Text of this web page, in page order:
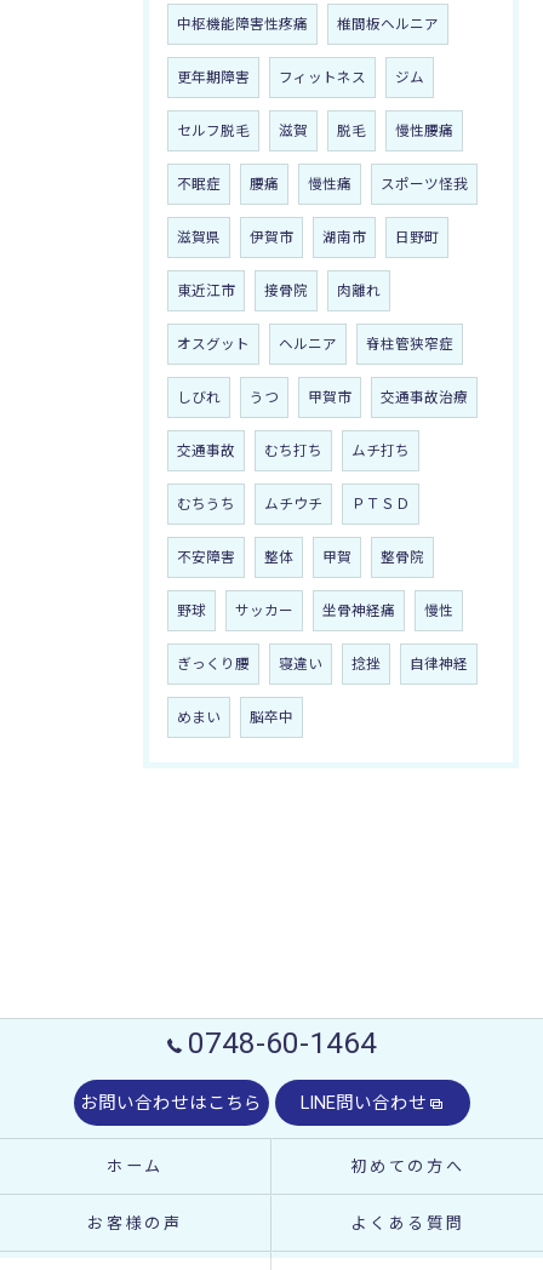
中枢機能障害性疼痛 椎間板ヘルニア
更年期障害 フィットネス ジム
セルフ脱毛 滋賀 脱毛 慢性腰痛
不眠症 腰痛 慢性痛 スポーツ怪我
滋賀県 伊賀市 湖南市 日野町
東近江市 接骨院 肉離れ
オスグット ヘルニア 脊柱管狭窄症
しびれ うつ 甲賀市 交通事故治療
交通事故 むち打ち ムチ打ち
むちうち ムチウチ ＰＴＳＤ
不安障害 整体 甲賀 整骨院
野球 サッカー 坐骨神経痛 慢性
ぎっくり腰 寝違い 捻挫 自律神経
めまい 脳卒中
0748-60-1464
お問い合わせはこちら LINE問い合わせ
ホーム 初めての方へ
お客様の声 よくある質問